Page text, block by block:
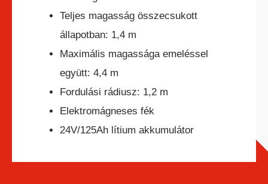
HC ÖNJÁRÓ OLLÓS
SZEMÉLYEMELŐ
Teljes magasság összecsukott
állapotban: 1,4 m
Maximális magassága emeléssel
együtt: 4,4 m
Fordulási rádiusz: 1,2 m
Elektromágneses fék
24V/125Ah lítium akkumulátor